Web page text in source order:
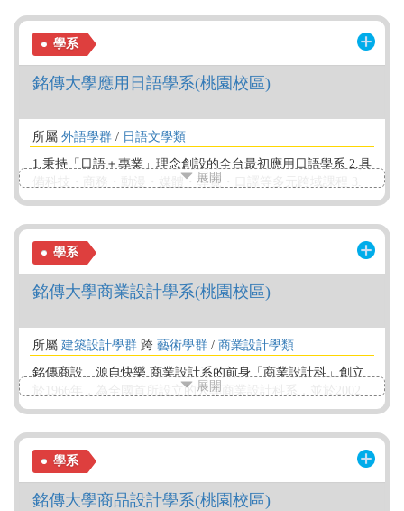
生，課程多以英語授課。
學系
銘傳大學應用日語學系(桃園校區)
所屬 外語學群 / 日語文學類
1.秉持「日語＋專業」理念創設的全台最初應用日語學系 2.具
備科技・商務・動漫・媒體・導覽・口譯等多元跨域課程 3.
赴日交換留學1年或申請產業能率大學雙聯學位留學2年 4.國
化教學環境（茶道文化和商業文化、口譯教室等） 8.日語配
音與日語演講等全國性比賽常勝軍
展開
學系
銘傳大學商業設計學系(桃園校區)
所屬 建築設計學群 跨 藝術學群 / 商業設計學類
銘傳商設、源自快樂 商業設計系的前身「商業設計科」創立
於1966年，為全國首所設立的大專商業設計科系，並於2002
年設立碩士班。課程內容著重於「人文藝術」、「設計創
際競賽、移地教學、產學合作等多元學習的管道，建立具有
無可取代價值的專業定位。
展開
學系
銘傳大學商品設計學系(桃園校區)